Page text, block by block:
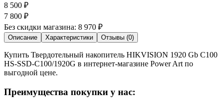
8 500 ₽
7 800 ₽
Без скидки магазина: 8 970 ₽
Описание Характеристики Отзывы (0)
Купить Твердотельный накопитель HIKVISION 1920 Gb C100
HS-SSD-C100/1920G в интернет-магазине Power Art по
выгодной цене.
Преимущества покупки у нас: